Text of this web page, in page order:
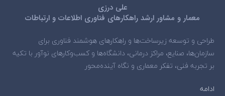
علی درزی
معمار و مشاور ارشد راهکارهای فناوری اطلاعات و ارتباطات
طراحی و توسعه زیرساخت‌ها و راهکارهای هوشمند فناوری برای
سازمان‌ها، صنایع، مراکز درمانی، دانشگاه‌ها و کسب‌وکارهای نوآور با تکیه
بر تجربه فنی، تفکر معماری و نگاه آینده‌محور
ادامه